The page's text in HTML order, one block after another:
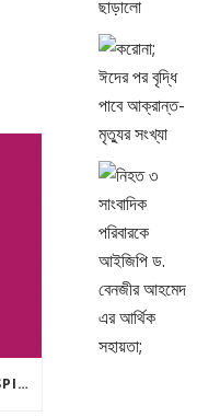
JAK APLIKACJA MOSTBET WSPIERA UŻYTKOWNIKÓW ANDROIDA?